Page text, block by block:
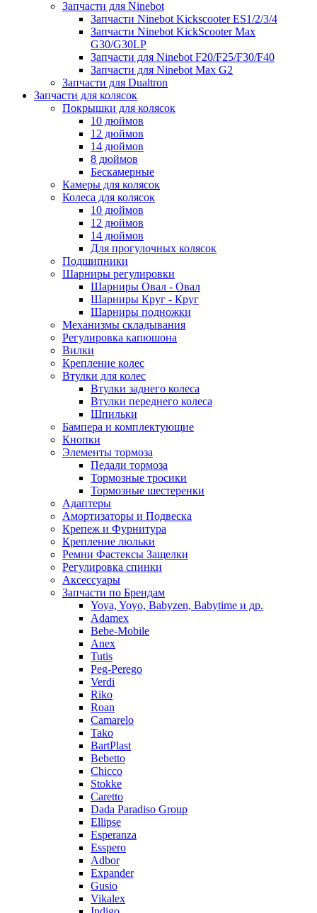
Запчасти для Ninebot
Запчасти Ninebot Kickscooter ES1/2/3/4
Запчасти Ninebot KickScooter Max
G30/G30LP
Запчасти для Ninebot F20/F25/F30/F40
Запчасти для Ninebot Max G2
Запчасти для Dualtron
Запчасти для колясок
Покрышки для колясок
10 дюймов
12 дюймов
14 дюймов
8 дюймов
Бескамерные
Камеры для колясок
Колеса для колясок
10 дюймов
12 дюймов
14 дюймов
Для прогулочных колясок
Подшипники
Шарниры регулировки
Шарниры Овал - Овал
Шарниры Круг - Круг
Шарниры подножки
Механизмы складывания
Регулировка капюшона
Вилки
Крепление колес
Втулки для колес
Втулки заднего колеса
Втулки переднего колеса
Шпильки
Бампера и комплектующие
Кнопки
Элементы тормоза
Педали тормоза
Тормозные тросики
Тормозные шестеренки
Адаптеры
Амортизаторы и Подвеска
Крепеж и Фурнитура
Крепление люльки
Ремни Фастексы Защелки
Регулировка спинки
Аксессуары
Запчасти по Брендам
Yoya, Yoyo, Babyzen, Babytime и др.
Adamex
Bebe-Mobile
Anex
Tutis
Peg-Perego
Verdi
Riko
Roan
Camarelo
Tako
BartPlast
Bebetto
Chicco
Stokke
Caretto
Dada Paradiso Group
Ellipse
Esperanza
Esspero
Adbor
Expander
Gusio
Vikalex